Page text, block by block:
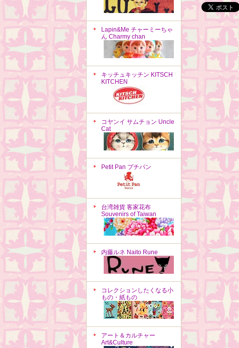
Lapin&Me チャーミーちゃ
ん Charmy chan
キッチュキッチン KITSCH
KITCHEN
コヤンイ サムチョン Uncle
Cat
Petit Pan プチパン
台湾雑貨 客家花布
Souvenirs of Taiwan
内藤ルネ Naito Rune
コレクションしたくなる小
もの・紙もの
アート＆カルチャー
Art&Culture